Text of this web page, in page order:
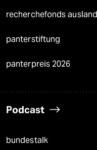
recherchefonds ausland
panterstiftung
panterpreis 2026
Podcast
bundestalk